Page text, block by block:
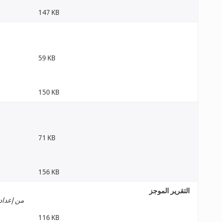
147 KB
59 KB
150 KB
71 KB
156 KB
التقرير الموجز
من إعداد
116 KB